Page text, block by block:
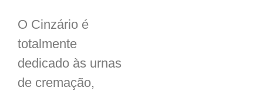
O Cinzário é
totalmente
dedicado às urnas
de cremação,